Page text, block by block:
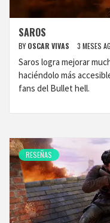
SAROS
BY OSCAR VIVAS 3 MESES
Saros logra mejorar
haciéndolo más
fans del Bullet hell.
RESEÑAS